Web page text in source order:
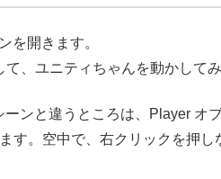
を開きます。
、ユニティちゃんを動かしてみ
ンと違うところは、Player オ
す。空中で、右クリックを押